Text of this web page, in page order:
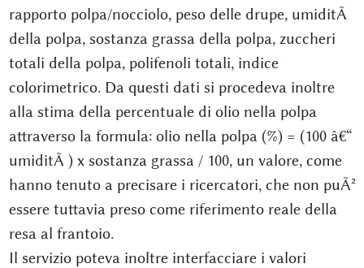
rapporto polpa/nocciolo, peso delle drupe, umiditÃ
della polpa, sostanza grassa della polpa, zuccheri
totali della polpa, polifenoli totali, indice
colorimetrico. Da questi dati si procedeva inoltre
alla stima della percentuale di olio nella polpa
attraverso la formula: olio nella polpa (%) = (100 â€“
umiditÃ ) x sostanza grassa / 100, un valore, come
hanno tenuto a precisare i ricercatori, che non puÃ²
essere tuttavia preso come riferimento reale della
resa al frantoio.
Il servizio poteva inoltre interfacciare i valori